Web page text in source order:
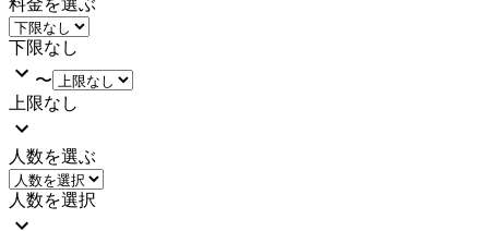
下限なし
〜
上限なし
人数を選ぶ
人数を選択